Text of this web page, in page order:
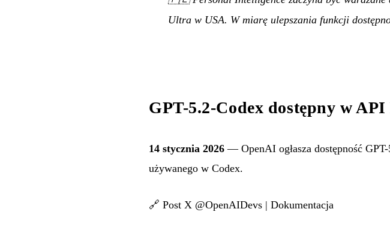
Ultra w USA. W miarę ulepszania funkcji
GPT-5.2-Codex dostępny w API
14 stycznia 2026 — OpenAI ogłasza dostępność
używanego w Codex.
🔗 Post X @OpenAIDevs | Dokumentacja